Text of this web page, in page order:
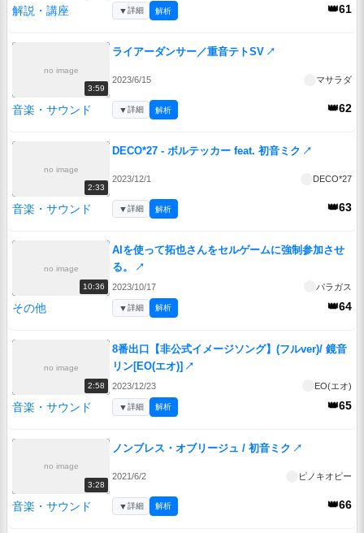
解説・講座 👑61
▼詳細 解析
no image
3:59
ライアーダンサー／重音テトSV ↗
2023/6/15 マサラダ
音楽・サウンド 👑62
▼詳細 解析
no image
2:33
DECO*27 - ボルテッカー feat. 初音ミク ↗
2023/12/1 DECO*27
音楽・サウンド 👑63
▼詳細 解析
no image
10:36
AIを使って拓也さんをセルゲームに強制参加させ
る。
↗
2023/10/17 パラガス
その他 👑64
▼詳細 解析
no image
2:58
8番出口【非公式イメージソング】(フルver)/ 鏡音
リン[EO(エオ)] ↗
2023/12/23 EO(エオ)
音楽・サウンド 👑65
▼詳細 解析
no image
3:28
ノンブレス・オブリージュ / 初音ミク ↗
2021/6/2 ピノキオピー
音楽・サウンド 👑66
▼詳細 解析